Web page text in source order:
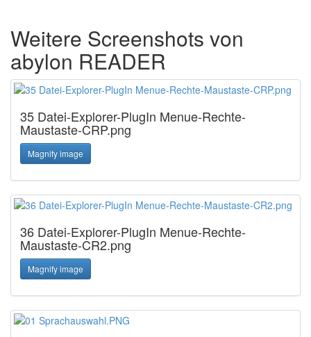
Weitere Screenshots von
abylon READER
35 Datei-Explorer-PlugIn Menue-Rechte-
Maustaste-CRP.png
Magnify image
36 Datei-Explorer-PlugIn Menue-Rechte-
Maustaste-CR2.png
Magnify image